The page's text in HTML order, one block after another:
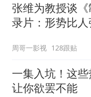
张维为教授谈
录片：形势比人
周哥一影视 128跟贴
一集入坑！这
让你欲罢不能